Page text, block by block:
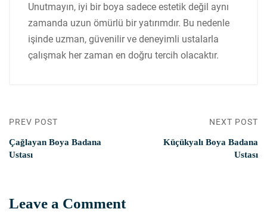
Unutmayın, iyi bir boya sadece estetik değil aynı
zamanda uzun ömürlü bir yatırımdır. Bu nedenle
işinde uzman, güvenilir ve deneyimli ustalarla
çalışmak her zaman en doğru tercih olacaktır.
PREV POST
Çağlayan Boya Badana
Ustası
NEXT POST
Küçükyalı Boya Badana
Ustası
Leave a Comment